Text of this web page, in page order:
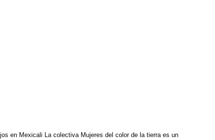
en Mexicali La colectiva Mujeres del color de la tierra es un